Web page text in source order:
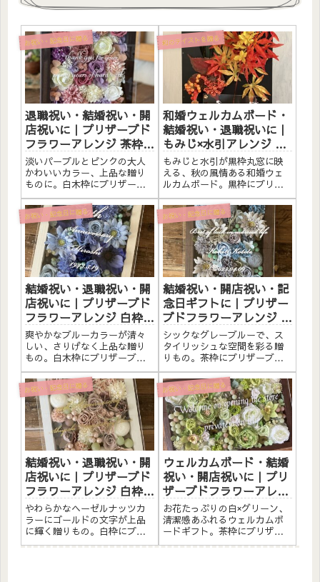
お祝い・記念日に贈る
退職祝い・結婚祝い・開
店祝いに｜プリザーブド
フラワーアレンジ 茶枠
〈ピンクパープル白〉文
字入れ
淡いパープルとピンクの大人
かわいいカラー、上品な贈り
ものに。白木枠にプリザーブ
ドフラワーと造花をたっぷり
アレンジしました。アクリル
プレートへの白文字入れ無
料。自立するので壁かけでも
置き型でも飾れます。こんな
方へ退職祝い・感謝の贈りも
のに結婚...
和のテイストを贈る
和婚ウェルカムボード・
結婚祝い・退職祝いに｜
もみじ×水引アレンジ 黒
枠丸窓〈秋紅葉〉文字入
れ
もみじと水引が黒枠丸窓に映
える、秋の風情ある和婚ウェ
ルカムボード。黒枠にプリザ
ーブドフラワーと素材をたっ
ぷりアレンジしました。アク
リルプレートへのメッセージ
入れ無料。自立するので壁か
けでも置き型でも飾れます。
こんな方へ和婚・和風の結婚
式のウ...
お祝い・記念日に贈る
結婚祝い・退職祝い・開
店祝いに｜プリザーブド
フラワーアレンジ 白枠
〈ブルー〉文字入れ
爽やかなブルーカラーが清々
しい、さりげなく上品な贈り
もの。白木枠にプリザーブド
フラワーと造花をたっぷりア
レンジしました。アクリルプ
レートへの白文字入れ無料。
自立するので壁かけでも置き
型でも飾れます。こんな方へ
結婚祝い・退職祝いに開店祝
い・サ...
お祝い・記念日に贈る
結婚祝い・開店祝い・記
念日ギフトに｜プリザー
ブドフラワーアレンジ 茶
枠〈グレーブルー〉文字
入れ
シックなグレーブルーで、ス
タイリッシュな空間を彩る贈
りもの。茶枠にプリザーブド
フラワーと造花をたっぷりア
レンジしました。アクリルプ
レートへのメッセージ入れ無
料。自立するので壁かけでも
置き型でも飾れます。こんな
方へ結婚祝い・記念日ギフト
に開店...
お祝い・記念日に贈る
結婚祝い・退職祝い・開
店祝いに｜プリザーブド
フラワーアレンジ 白枠
〈ヘーゼルナッツ〉ゴー
ルド文字入れ
やわらかなヘーゼルナッツカ
ラーにゴールドの文字が上品
に輝く贈りもの。白枠にプリ
ザーブドフラワーと造花をた
お祝い・記念日に贈る
ウェルカムボード・結婚
祝い・開店祝いに｜プリ
ザーブドフラワーアレン
ジ 茶枠〈白グリーン〉文
字入れ
お花たっぷりの白×グリーン、
清潔感あふれるウェルカムボ
ードギフト。茶枠にプリザー
ブドフラワーと造花をたっぷ